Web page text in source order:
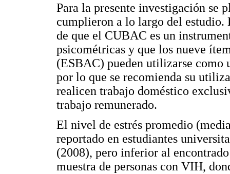
Para la presente investigación se
cumplieron a lo largo del estudio.
de que el CUBAC es un
psicométricas y que los nueve
(ESBAC) pueden utilizarse como
por lo que se recomienda su
realicen trabajo doméstico
trabajo remunerado.
El nivel de estrés promedio
reportado en estudiantes
(2008), pero inferior al
muestra de personas con VIH,